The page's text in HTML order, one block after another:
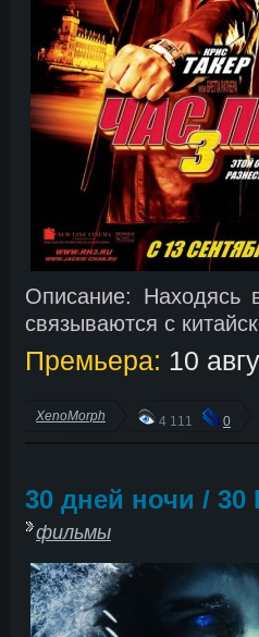
Описание: Находясь
связываются с
Премьера: 10
XenoMorph 4 111 0
30 дней ночи / 30
фильмы